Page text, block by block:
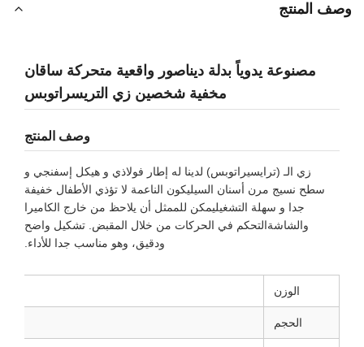
وصف المنتج
مصنوعة يدوياً بدلة ديناصور واقعية متحركة ساقان
مخفية شخصين زي التريسراتوبس
وصف المنتج
زي الـ (ترايسيراتوبس) لدينا له إطار فولاذي و هيكل إسفنجي و
سطح نسيج مرن أسنان السيليكون الناعمة لا تؤذي الأطفال خفيفة
جدا و سهلة التشغيليمكن للممثل أن يلاحظ من خارج الكاميرا
والشاشةالتحكم في الحركات من خلال المقبض. تشكيل واضح
ودقيق، وهو مناسب جدا للأداء.
الوزن
الحجم